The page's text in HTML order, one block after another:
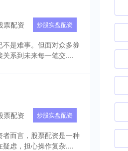
票配资 炒股实盘配资
是难事。但面对众多券
系到未来每一笔交....
票配资 炒股实盘配资
而言，股票配资是一种
虑，担心操作复杂....